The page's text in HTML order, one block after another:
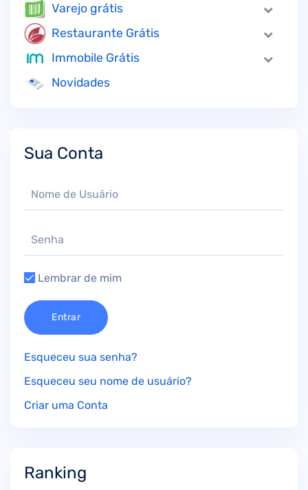
Varejo grátis
Restaurante Grátis
Immobile Grátis
Novidades
Sua Conta
Lembrar de mim
Entrar
Esqueceu sua senha?
Esqueceu seu nome de usuário?
Criar uma Conta
Ranking